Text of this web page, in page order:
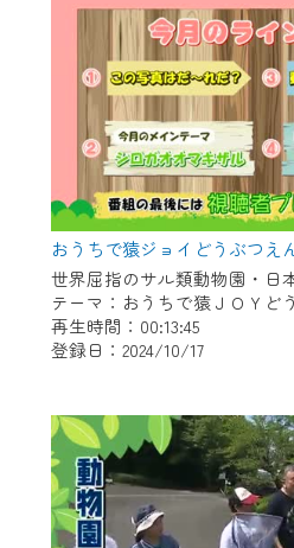
テーマ：おうちで猿ＪＯＹど
再生時間：00:13:45
登録日：2024/10/17